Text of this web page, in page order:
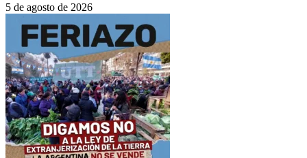
5 de agosto de 2026